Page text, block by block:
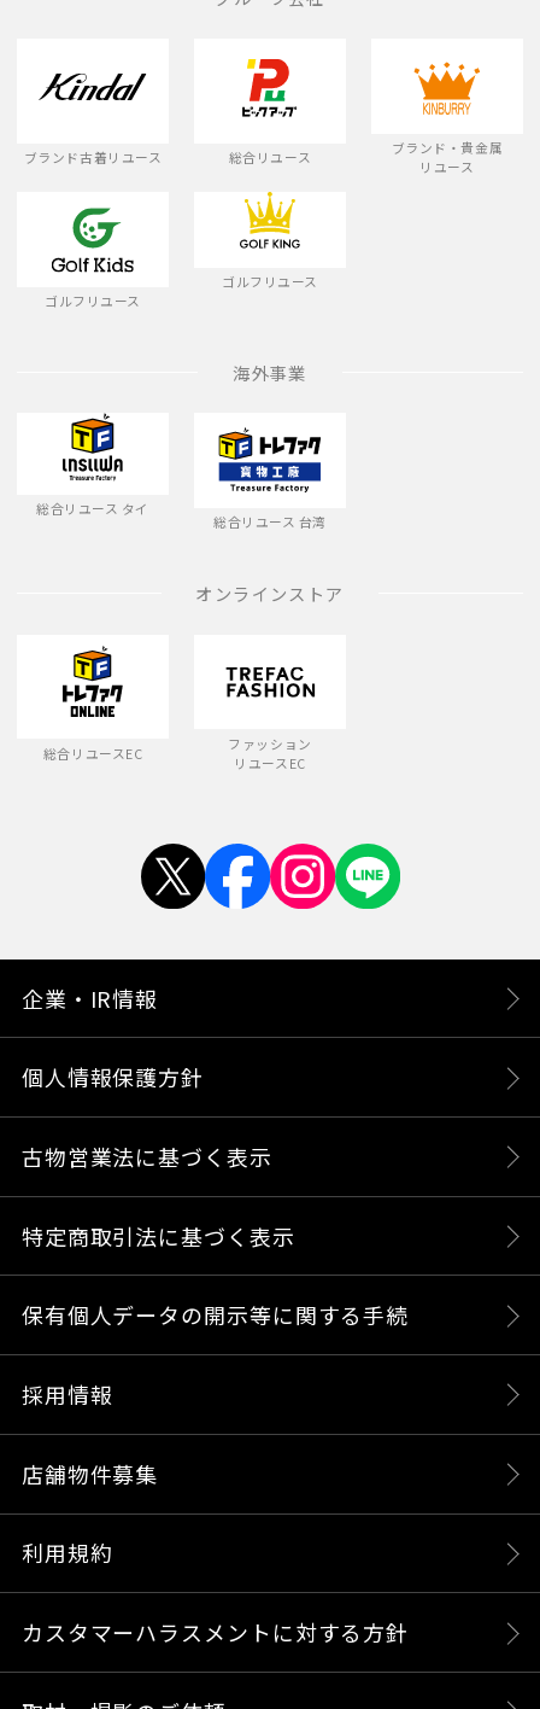
ブランド古着リユース 総合リユース
ブランド・貴金属
リユース
ゴルフリユース
ゴルフリユース
海外事業
総合リユース タイ
総合リユース 台湾
オンラインストア
総合リユースEC
ファッション
リユースEC
企業・IR情報
個人情報保護方針
古物営業法に基づく表示
特定商取引法に基づく表示
保有個人データの開示等に関する手続
採用情報
店舗物件募集
利用規約
カスタマーハラスメントに対する方針